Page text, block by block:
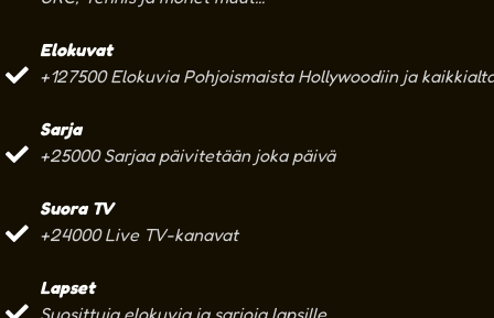
Elokuvat
+127500 Elokuvia Pohjoismaista Hollywoodiin ja
Sarja
+25000 Sarjaa päivitetään joka päivä
Suora TV
+24000 Live TV-kanavat
Lapset
Suosittuja elokuvia ja sarjoja lapsille